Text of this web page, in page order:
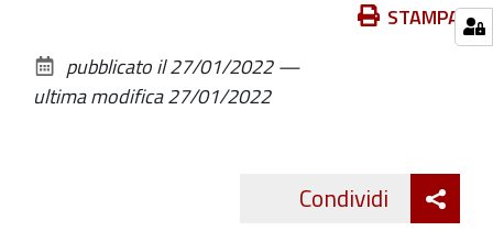
documento
STAMPA
pubblicato il27/01/2022—
ultima modifica27/01/2022
Condividi